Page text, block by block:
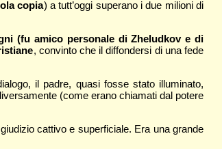
copia) a tutt’oggi superano i due milioni di
(fu amico personale di Zheludkov e di
, convinto che il diffondersi di una fede
il padre, quasi fosse stato illuminato,
(come erano chiamati dal potere
cattivo e superficiale. Era una grande